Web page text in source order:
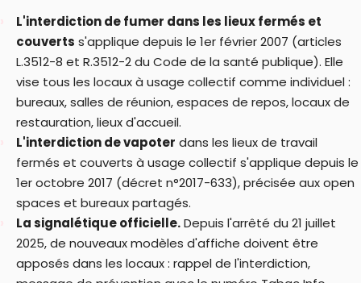
L'interdiction de fumer dans les lieux fermés et
couverts s'applique depuis le 1er février 2007 (articles
L.3512-8 et R.3512-2 du Code de la santé publique). Elle
vise tous les locaux à usage collectif comme individuel :
bureaux, salles de réunion, espaces de repos, locaux de
restauration, lieux d'accueil.
L'interdiction de vapoter dans les lieux de travail
fermés et couverts à usage collectif s'applique depuis le
1er octobre 2017 (décret n°2017-633), précisée aux open
spaces et bureaux partagés.
La signalétique officielle.Depuis l'arrêté du 21 juillet
2025, de nouveaux modèles d'affiche doivent être
apposés dans les locaux : rappel de l'interdiction,